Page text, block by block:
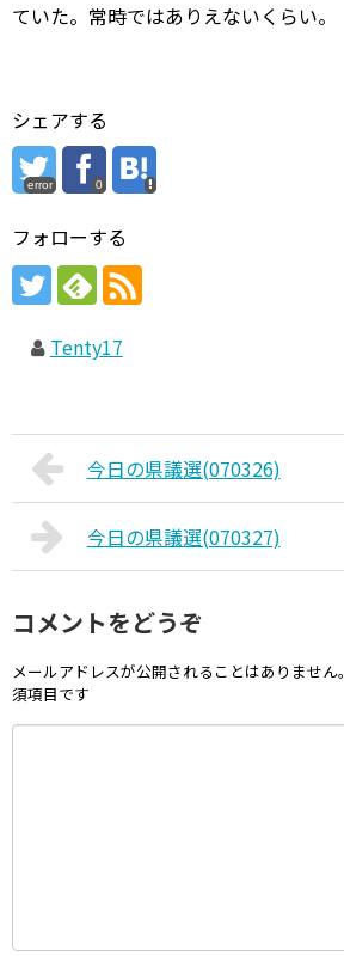
ていた。常時ではありえないくらい。
シェアする
error 0
フォローする
Tenty17
今日の県議選(070326)
今日の県議選(070327)
コメントをどうぞ
メールアドレスが公開されることはありません。
須項目です